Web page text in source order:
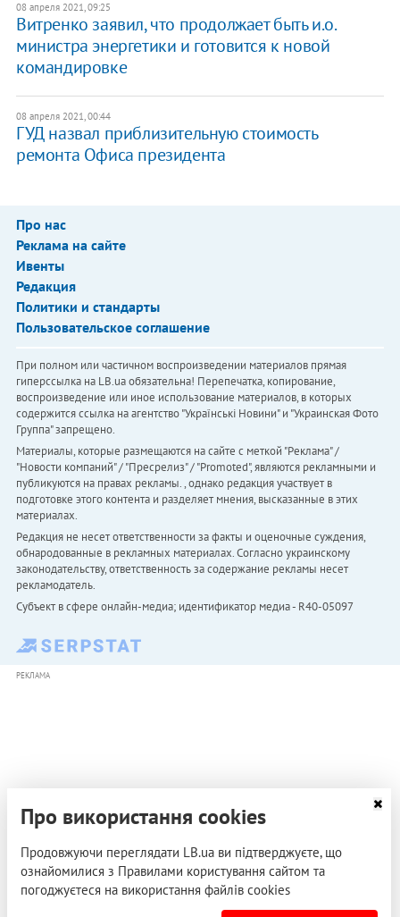
08 апреля 2021, 09:25
Витренко заявил, что продолжает быть и.о.
министра энергетики и готовится к новой
командировке
08 апреля 2021, 00:44
ГУД назвал приблизительную стоимость
ремонта Офиса президента
Про нас
Реклама на сайте
Ивенты
Редакция
Политики и стандарты
Пользовательское соглашение
При полном или частичном воспроизведении материалов прямая
гиперссылка на LB.ua обязательна! Перепечатка, копирование,
воспроизведение или иное использование материалов, в которых
содержится ссылка на агентство "Українськi Новини" и "Украинская Фото
Группа" запрещено.
Материалы, которые размещаются на сайте с меткой "Реклама" /
"Новости компаний" / "Пресрелиз" / "Promoted", являются рекламными и
публикуются на правах рекламы. , однако редакция участвует в
подготовке этого контента и разделяет мнения, высказанные в этих
материалах.
Редакция не несет ответственности за факты и оценочные суждения,
обнародованные в рекламных материалах. Согласно украинскому
законодательству, ответственность за содержание рекламы несет
рекламодатель.
Субъект в сфере онлайн-медиа; идентификатор медиа - R40-05097
РЕКЛАМА
Про використання cookies
Продовжуючи переглядати LB.ua ви підтверджуєте, що
ознайомилися з Правилами користування сайтом та
погоджуєтеся на використання файлів cookies